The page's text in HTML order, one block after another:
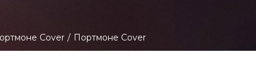
Cover / Портмоне Cover